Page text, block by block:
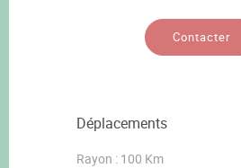
Contacter
Déplacements
Rayon : 100 Km